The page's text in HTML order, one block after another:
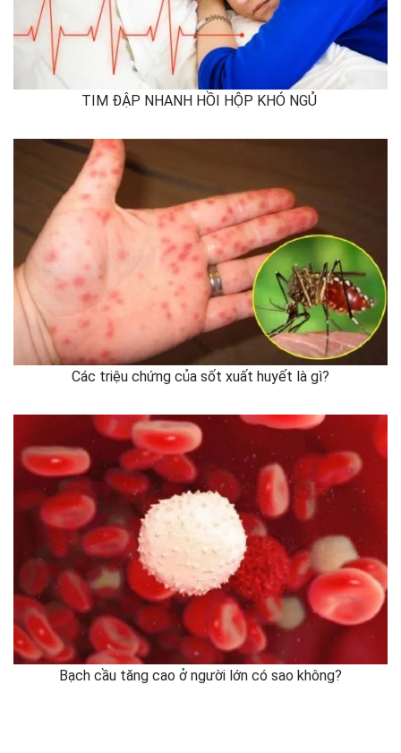
TIM ĐẬP NHANH HỒI HỘP KHÓ NGỦ
Các triệu chứng của sốt xuất huyết là gì?
Bạch cầu tăng cao ở người lớn có sao không?